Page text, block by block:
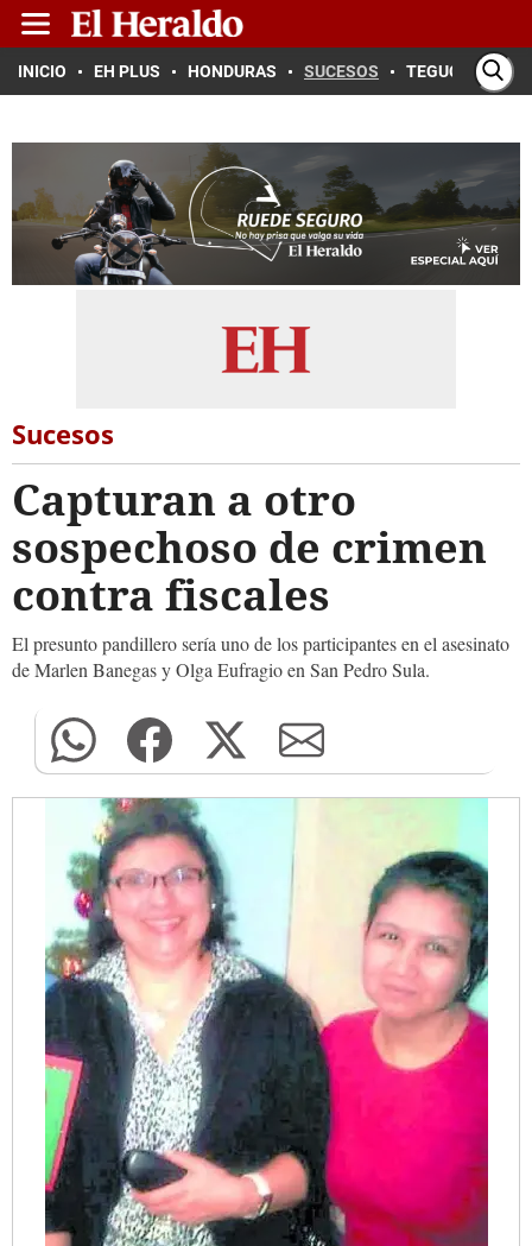
INICIO EH PLUS HONDURAS SUCESOS TEGUCIGALPA
Sucesos
Capturan a otro
sospechoso de crimen
contra fiscales
El presunto pandillero sería uno de los participantes en el asesinato
de Marlen Banegas y Olga Eufragio en San Pedro Sula.